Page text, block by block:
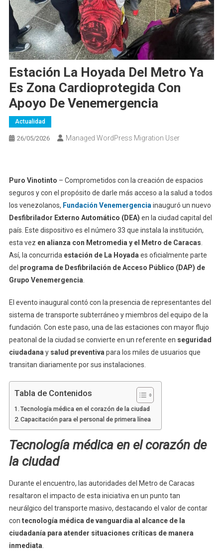
Estación La Hoyada Del Metro Ya
Es Zona Cardioprotegida Con
Apoyo De Venemergencia
Actualidad
26/05/2026 Managed WordPress Migration User
Puro Vinotinto – Comprometidos con la creación de espacios
seguros y con el propósito de darle más acceso a la salud a todos
los venezolanos, Fundación Venemergenciainauguró un nuevo
Desfibrilador Externo Automático (DEA) en la ciudad capital del
país. Este dispositivo es el número 33 que instala la institución,
esta vez en alianza con Metromedia y el Metro de Caracas.
Así, la concurrida estación de La Hoyadaes oficialmente parte
del programa de Desfibrilación de Acceso Público (DAP) de
Grupo Venemergencia.
El evento inaugural contó con la presencia de representantes del
sistema de transporte subterráneo y miembros del equipo de la
fundación. Con este paso, una de las estaciones con mayor flujo
peatonal de la ciudad se convierte en un referente en seguridad
ciudadanay salud preventivapara los miles de usuarios que
transitan diariamente por sus instalaciones.
Tabla de Contenidos
Tecnología médica en el corazón de la ciudad
Capacitación para el personal de primera línea
Tecnología médica en el corazón de
la ciudad
Durante el encuentro, las autoridades del Metro de Caracas
resaltaron el impacto de esta iniciativa en un punto tan
neurálgico del transporte masivo, destacando el valor de contar
con tecnología médica de vanguardia al alcance de la
ciudadanía para atender situaciones críticas de manera
inmediata.